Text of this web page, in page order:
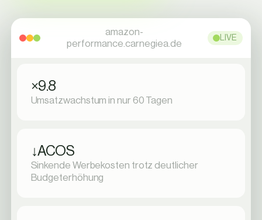
amazon-
performance.carnegiea.de
LIVE
×9.8
Umsatzwachstum in nur 60 Tagen
↓ACOS
Sinkende Werbekosten trotz deutlicher
Budgeterhöhung